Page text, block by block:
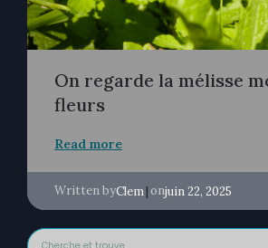
On regarde la mélisse
fleurs
Read more
Written byClem| onjuin 22, 2025